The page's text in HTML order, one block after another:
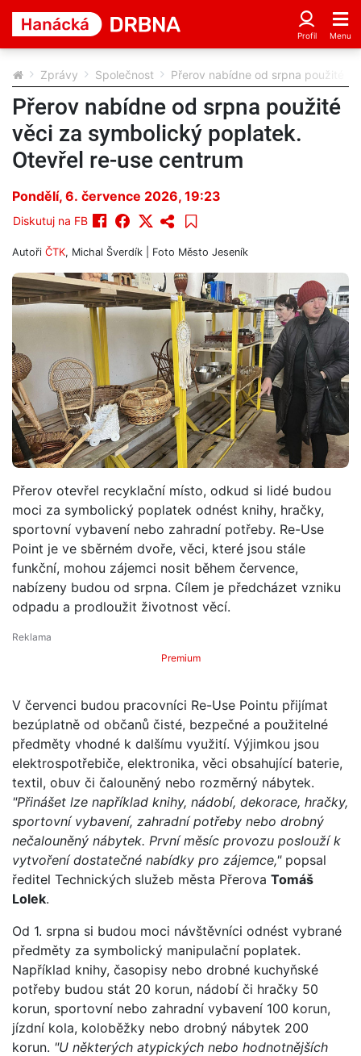
Zprávy Společnost Přerov nabídne od srpna použité
Přerov nabídne od srpna použité
věci za symbolický poplatek.
Otevřel re-use centrum
Pondělí, 6. července 2026, 19:23
Diskutuj na FB
Autoři ČTK, Michal Šverdík | Foto Město Jeseník
Přerov otevřel recyklační místo, odkud si lidé budou
moci za symbolický poplatek odnést knihy, hračky,
sportovní vybavení nebo zahradní potřeby. Re-Use
Point je ve sběrném dvoře, věci, které jsou stále
funkční, mohou zájemci nosit během července,
nabízeny budou od srpna. Cílem je předcházet vzniku
odpadu a prodloužit životnost věcí.
Premium
V červenci budou pracovníci Re-Use Pointu přijímat
bezúplatně od občanů čisté, bezpečné a použitelné
předměty vhodné k dalšímu využití. Výjimkou jsou
elektrospotřebiče, elektronika, věci obsahující baterie,
textil, obuv či čalouněný nebo rozměrný nábytek.
"Přinášet lze například knihy, nádobí, dekorace, hračky,
sportovní vybavení, zahradní potřeby nebo drobný
nečalouněný nábytek. První měsíc provozu poslouží k
vytvoření dostatečné nabídky pro zájemce,"popsal
ředitel Technických služeb města Přerova Tomáš
Lolek.
Od 1. srpna si budou moci návštěvníci odnést vybrané
předměty za symbolický manipulační poplatek.
Například knihy, časopisy nebo drobné kuchyňské
potřeby budou stát 20 korun, nádobí či hračky 50
korun, sportovní nebo zahradní vybavení 100 korun,
jízdní kola, koloběžky nebo drobný nábytek 200
korun. "U některých atypických nebo hodnotnějších